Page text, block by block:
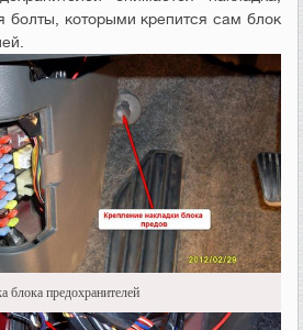
болты, которыми крепится сам блок
блока предохранителей